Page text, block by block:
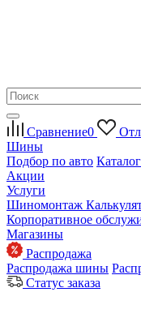
Сравнение0
Шины
Подбор по авто
Акции
Услуги
Шиномонтаж
Корпоративное
Магазины
Распродажа
Распродажа шины
Статус заказа